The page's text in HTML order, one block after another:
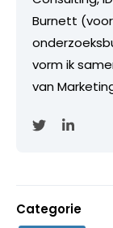
Burnett
vorm ik
van
Categorie